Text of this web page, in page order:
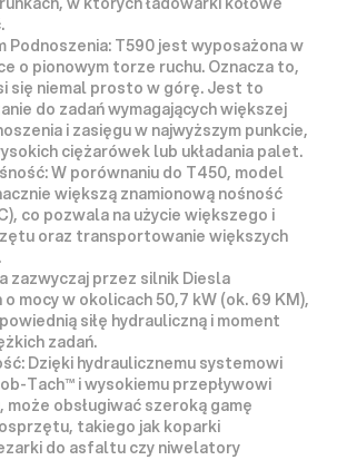
Podnoszenia: T590 jest wyposażona w
o pionowym torze ruchu. Oznacza to,
się niemal prosto w górę. Jest to
do zadań wymagających większej
i zasięgu w najwyższym punkcie,
ciężarówek lub układania palet.
W porównaniu do T450, model
większą znamionową nośność
co pozwala na użycie większego i
oraz transportowanie większych
zazwyczaj przez silnik Diesla
mocy w okolicach 50,7 kW (ok. 69 KM),
siłę hydrauliczną i moment
zadań.
Dzięki hydraulicznemu systemowi
Tach™ i wysokiemu przepływowi
może obsługiwać szeroką gamę
takiego jak koparki
do asfaltu czy niwelatory